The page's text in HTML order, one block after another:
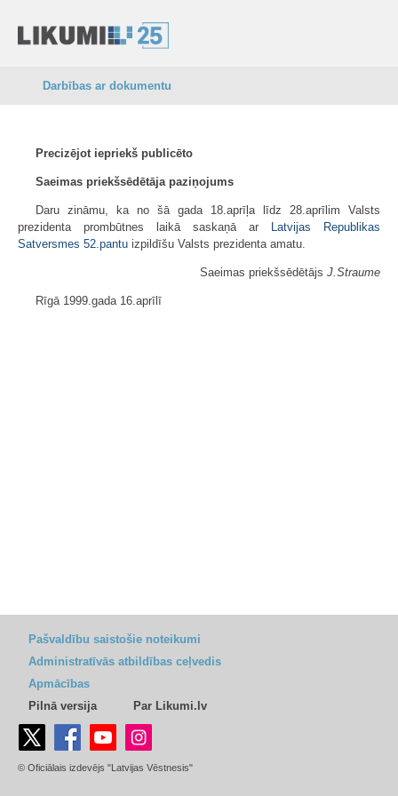
Darbības ar dokumentu
Precizējot iepriekš publicēto
Saeimas priekšsēdētāja paziņojums
Daru zināmu, ka no šā gada 18.aprīļa līdz 28.aprīlim Valsts
prezidenta prombūtnes laikā saskaņā ar
Latvijas Republikas
Satversmes 52.pantu izpildīšu Valsts prezidenta amatu.
Saeimas priekšsēdētājs J.Straume
Rīgā 1999.gada 16.aprīlī
Pašvaldību saistošie noteikumi
Administratīvās atbildības ceļvedis
Apmācības
Pilnā versija
Par Likumi.lv
© Oficiālais izdevējs "Latvijas Vēstnesis"